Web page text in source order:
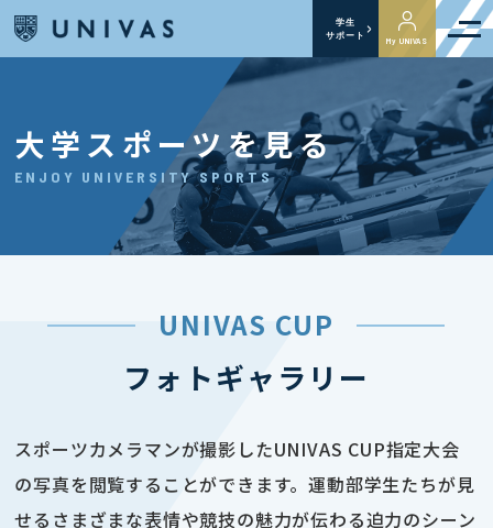
学生
サポート
My UNIVAS
大学スポーツを見る
ENJOY UNIVERSITY SPORTS
UNIVAS CUP
フォトギャラリー
スポーツカメラマンが撮影したUNIVAS CUP指定大会
の写真を閲覧することができます。運動部学生たちが見
せるさまざまな表情や競技の魅力が伝わる迫力のシーン